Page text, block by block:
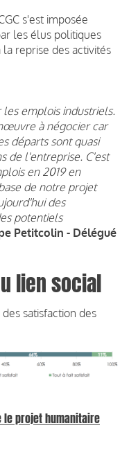
s'est imposée
les élus politiques
reprise des activités
emplois industriels.
à négocier car
départs sont quasi
de l'entreprise. C'est
en 2019 en
de notre projet
des
potentiels
Petitcolin - Délégué
lien social
satisfaction des
le projet humanitaire